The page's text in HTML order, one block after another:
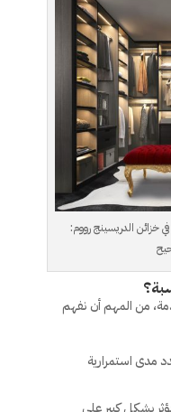
خزائن الدريسينج رووم:
من المهم أن نفهم
مدى استمرارية
بشكل كبير على